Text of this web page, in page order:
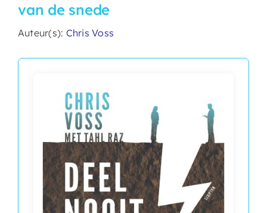
Contact
Search
van de snede
Auteur(s): Chris Voss